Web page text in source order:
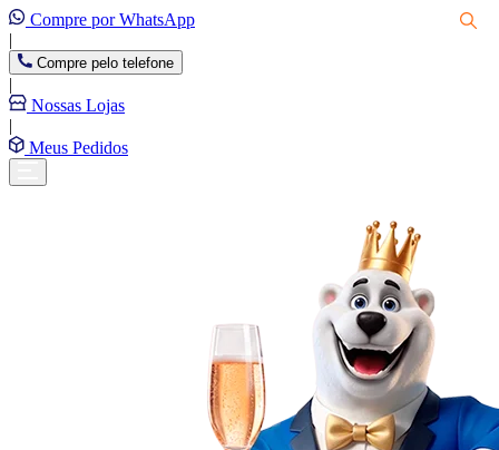
Compre por WhatsApp
|
Compre pelo telefone
|
Nossas Lojas
|
Meus Pedidos